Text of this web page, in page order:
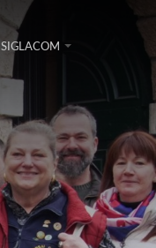
SIGLACOM